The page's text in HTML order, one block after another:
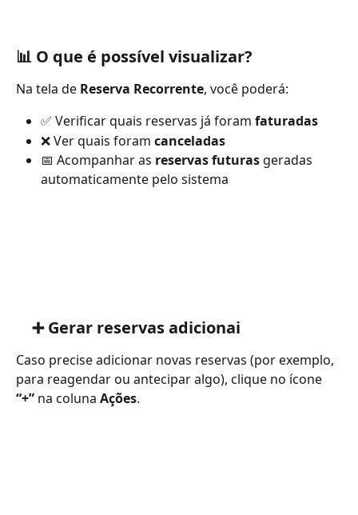
📊 O que é possível visualizar?
Na tela de Reserva Recorrente, você poderá:
✅ Verificar quais reservas já foram faturadas
❌ Ver quais foram canceladas
📅 Acompanhar as reservas futuras geradas
automaticamente pelo sistema
    ➕ Gerar reservas adicionai
Caso precise adicionar novas reservas (por exemplo,
para reagendar ou antecipar algo), clique no ícone
“+” na coluna Ações.